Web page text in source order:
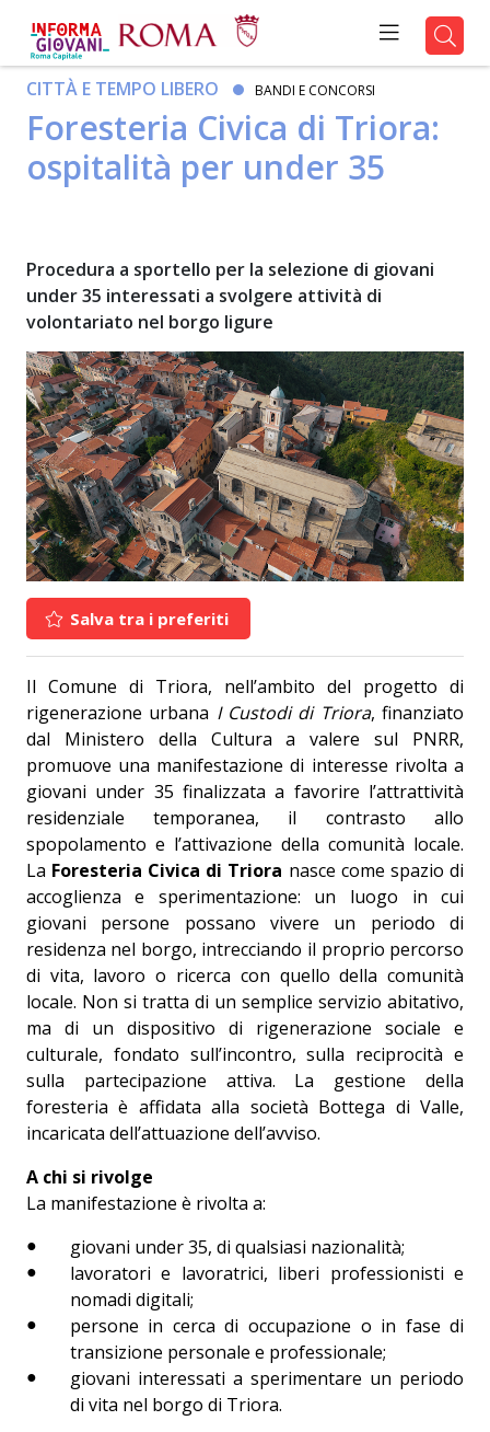
CITTÀ E TEMPO LIBERO BANDI E CONCORSI
Foresteria Civica di Triora:
ospitalità per under 35
Procedura a sportello per la selezione di giovani
under 35 interessati a svolgere attività di
volontariato nel borgo ligure
Salva tra i preferiti
Il Comune di Triora, nell’ambito del progetto di
rigenerazione urbana I Custodi di Triora, finanziato
dal Ministero della Cultura a valere sul PNRR,
promuove una manifestazione di interesse rivolta a
giovani under 35 finalizzata a favorire l’attrattività
residenziale temporanea, il contrasto allo
spopolamento e l’attivazione della comunità locale.
La Foresteria Civica di Triora nasce come spazio di
accoglienza e sperimentazione: un luogo in cui
giovani persone possano vivere un periodo di
residenza nel borgo, intrecciando il proprio percorso
di vita, lavoro o ricerca con quello della comunità
locale. Non si tratta di un semplice servizio abitativo,
ma di un dispositivo di rigenerazione sociale e
culturale, fondato sull’incontro, sulla reciprocità e
sulla partecipazione attiva. La gestione della
foresteria è affidata alla società Bottega di Valle,
incaricata dell’attuazione dell’avviso.
A chi si rivolge
La manifestazione è rivolta a:
giovani under 35, di qualsiasi nazionalità;
lavoratori e lavoratrici, liberi professionisti e
nomadi digitali;
persone in cerca di occupazione o in fase di
transizione personale e professionale;
giovani interessati a sperimentare un periodo
di vita nel borgo di Triora.